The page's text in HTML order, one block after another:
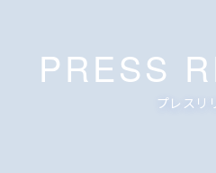
PRESS
プレスリ